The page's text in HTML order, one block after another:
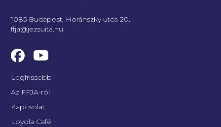
1085 Budapest, Horánszky utca 20.
ffja@jezsuita.hu
Legfrissebb
Az FFJA-ról
Kapcsolat
Loyola Café